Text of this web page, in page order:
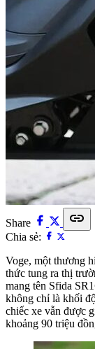
Share link
Chia sẻ:
Voge, một thương
thức tung ra thị
mang tên Sfida
không chỉ là khối
chiếc xe vẫn được
khoảng 90 triệu